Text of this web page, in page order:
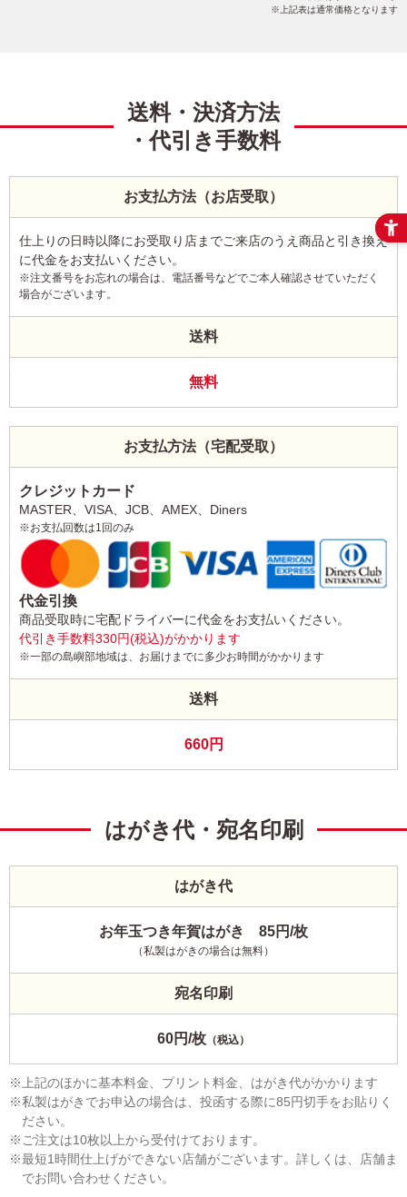
上記表は通常価格となります
送料・決済方法
・代引き手数料
お支払方法（お店受取）
仕上りの日時以降にお受取り店までご来店のうえ商品と引き換え
に代金をお支払いください。
※注文番号をお忘れの場合は、電話番号などでご本人確認させていただく
場合がございます。
送料
無料
お支払方法（宅配受取）
クレジットカード
MASTER、VISA、JCB、AMEX、Diners
※お支払回数は1回のみ
代金引換
商品受取時に宅配ドライバーに代金をお支払いください。
代引き手数料330円(税込)がかかります
※一部の島嶼部地域は、お届けまでに多少お時間がかかります
送料
660円
はがき代・宛名印刷
はがき代
お年玉つき年賀はがき 85円/枚
（私製はがきの場合は無料）
宛名印刷
60円/枚 （税込）
上記のほかに基本料金、プリント料金、はがき代がかかります
私製はがきでお申込の場合は、投函する際に85円切手をお貼りく
ださい。
ご注文は10枚以上から受付けております。
最短1時間仕上げができない店舗がございます。詳しくは、店舗ま
でお問い合わせください。